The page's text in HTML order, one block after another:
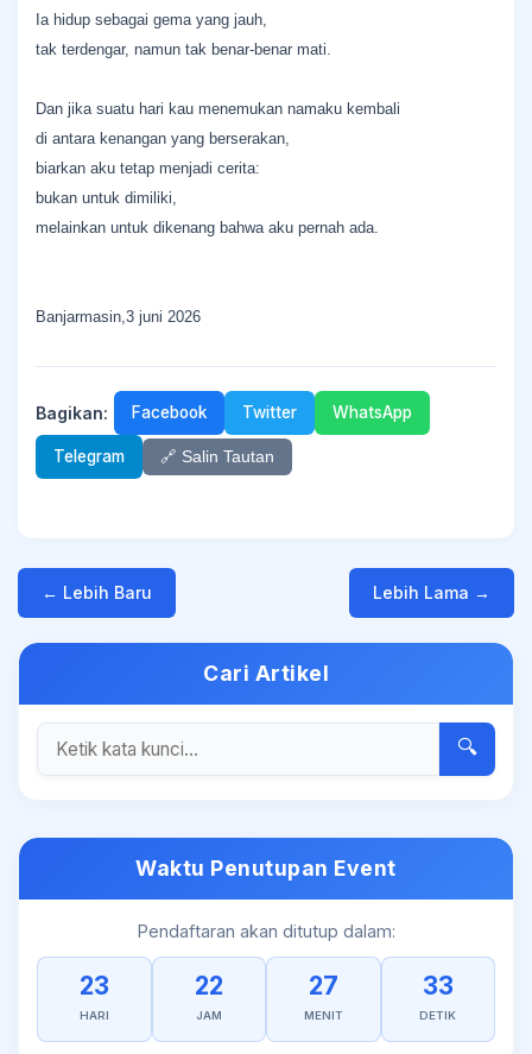
Ia hidup sebagai gema yang jauh,
tak terdengar, namun tak benar-benar mati.
Dan jika suatu hari kau menemukan namaku kembali
di antara kenangan yang berserakan,
biarkan aku tetap menjadi cerita:
bukan untuk dimiliki,
melainkan untuk dikenang bahwa aku pernah ada.
Banjarmasin,3 juni 2026
Bagikan: Facebook Twitter WhatsApp
Telegram 🔗 Salin Tautan
← Lebih Baru Lebih Lama →
Cari Artikel
🔍
Waktu Penutupan Event
Pendaftaran akan ditutup dalam:
23
HARI
22
JAM
27
MENIT
32
DETIK